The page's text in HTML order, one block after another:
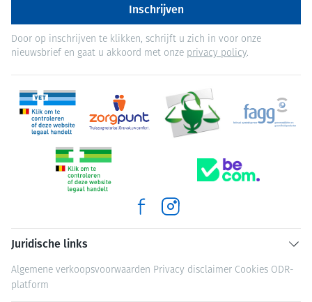
Inschrijven
Door op inschrijven te klikken, schrijft u zich in voor onze
nieuwsbrief en gaat u akkoord met onze privacy policy.
Juridische links
Algemene verkoopsvoorwaarden Privacy disclaimer Cookies ODR-
platform